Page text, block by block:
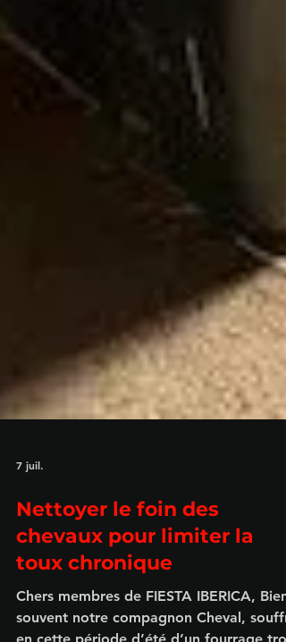
7 juil.
Nettoyer le foin des
chevaux pour limiter la
toux chronique
Chers membres de FIESTA IBERICA, Bien